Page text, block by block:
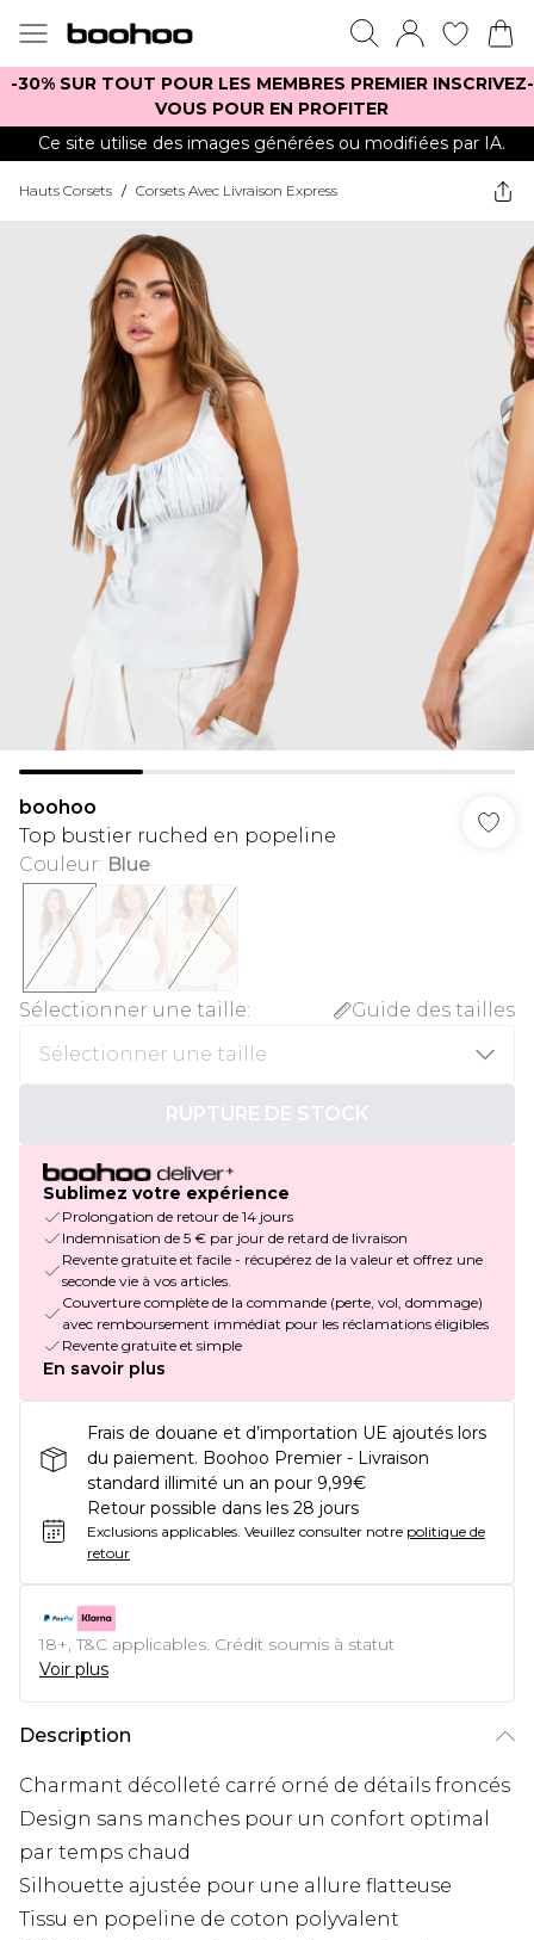
-30% SUR TOUT POUR LES MEMBRES PREMIER INSCRIVEZ-
VOUS POUR EN PROFITER
Ce site utilise des images générées ou modifiées par IA.
Hauts Corsets / Corsets Avec Livraison Express
boohoo
Top bustier ruched en popeline
Couleur: Blue
Sélectionner une taille: Guide des tailles
RUPTURE DE STOCK
Sublimez votre expérience
Prolongation de retour de 14 jours
Indemnisation de 5 € par jour de retard de livraison
Revente gratuite et facile - récupérez de la valeur et offrez une
seconde vie à vos articles.
Couverture complète de la commande (perte, vol, dommage)
avec remboursement immédiat pour les réclamations éligibles
Revente gratuite et simple
En savoir plus
Frais de douane et d’importation UE ajoutés lors
du paiement. Boohoo Premier - Livraison
standard illimité un an pour 9,99€
Retour possible dans les 28 jours
Exclusions applicables. Veuillez consulter notre politique de
retour
18+, T&C applicables. Crédit soumis à statut
Voir plus
Description
Charmant décolleté carré orné de détails froncés
Design sans manches pour un confort optimal
par temps chaud
Silhouette ajustée pour une allure flatteuse
Tissu en popeline de coton polyvalent